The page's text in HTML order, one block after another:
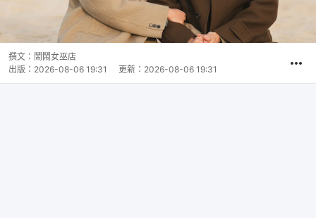
撰文： 鬧鬧女巫店
出版： 2026-08-06 19:31 更新： 2026-08-06 19:31